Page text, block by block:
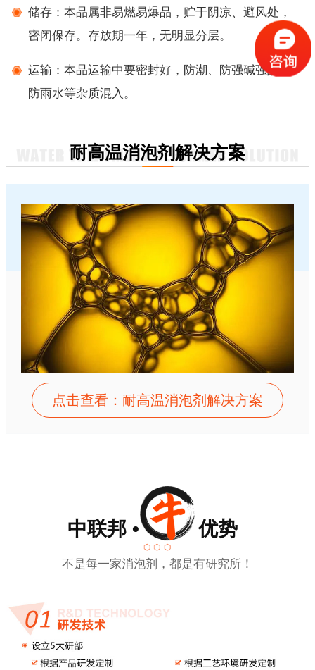
储存：本品属非易燃易爆品，贮于阴凉、避风处，
密闭保存。存放期一年，无明显分层。
运输：本品运输中要密封好，防潮、防强碱强酸及
防雨水等杂质混入。
耐高温消泡剂解决方案
点击查看：耐高温消泡剂解决方案
中联邦 • 优势
不是每一家消泡剂，都是有研究所！